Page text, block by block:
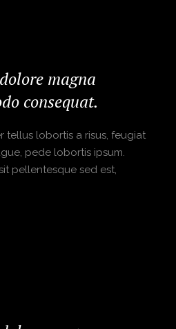
magna
consequat.
tellus lobortis a risus, feugiat
pede lobortis ipsum.
pellentesque sed est,